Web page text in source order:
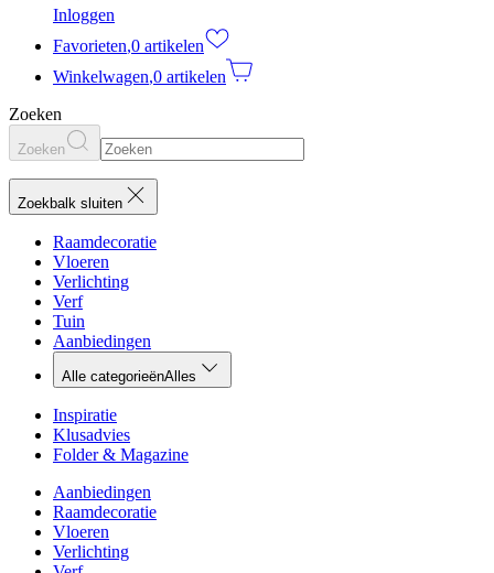
Inloggen
Favorieten,0 artikelen
Winkelwagen,0 artikelen
Zoeken
Zoeken
Zoekbalk sluiten
Raamdecoratie
Vloeren
Verlichting
Verf
Tuin
Aanbiedingen
Alle categorieënAlles
Inspiratie
Klusadvies
Folder & Magazine
Aanbiedingen
Raamdecoratie
Vloeren
Verlichting